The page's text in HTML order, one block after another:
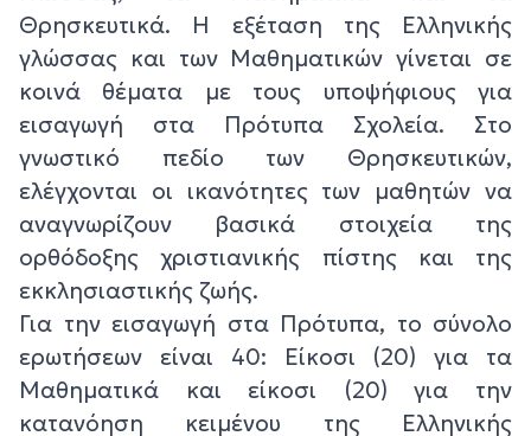
Θρησκευτικά. Η εξέταση της Ελληνικής
γλώσσας και των Μαθηματικών γίνεται σε
κοινά θέματα με τους υποψήφιους για
εισαγωγή στα Πρότυπα Σχολεία. Στο
γνωστικό πεδίο των Θρησκευτικών,
ελέγχονται οι ικανότητες των μαθητών να
αναγνωρίζουν βασικά στοιχεία της
ορθόδοξης χριστιανικής πίστης και της
εκκλησιαστικής ζωής.
Για την εισαγωγή στα Πρότυπα, το σύνολο
ερωτήσεων είναι 40: Είκοσι (20) για τα
Μαθηματικά και είκοσι (20) για την
κατανόηση κειμένου της Ελληνικής